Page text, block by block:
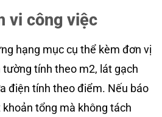
vi công việc
hạng mục cụ thể kèm đơn vị
tường tính theo m2, lát gạch
điện tính theo điểm. Nếu báo
tổng mà không tách